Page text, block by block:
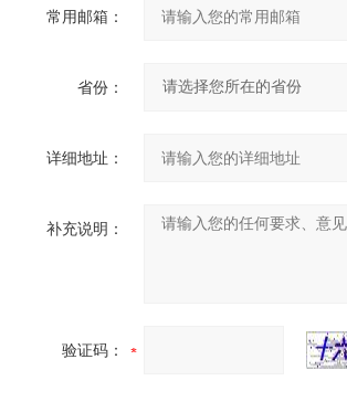
常用邮箱：
省份：
详细地址：
补充说明：
验证码：